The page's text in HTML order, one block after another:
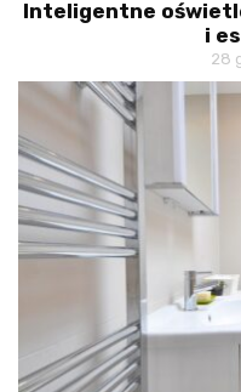
Inteligentne
i
28